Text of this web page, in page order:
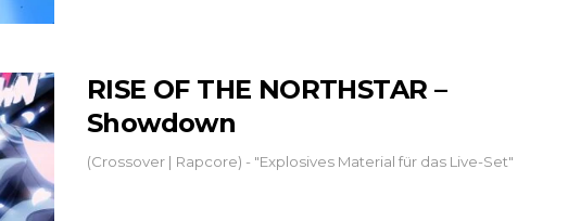
RISE OF THE NORTHSTAR –
Showdown
(Crossover | Rapcore) - "Explosives Material für das Live-Set"